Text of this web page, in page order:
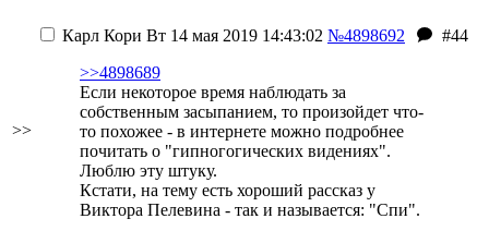
>>
Карл Кори Вт 14 мая 2019 14:43:02 №4898692
#44
>>4898689
Если некоторое время наблюдать за
собственным засыпанием, то произойдет что-
то похожее - в интернете можно подробнее
почитать о "гипногогических видениях".
Люблю эту штуку.
Кстати, на тему есть хороший рассказ у
Виктора Пелевина - так и называется: "Спи".